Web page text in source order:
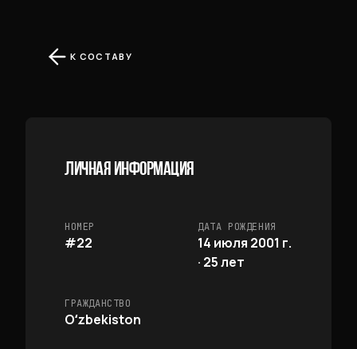
К СОСТАВУ
ЛИЧНАЯ ИНФОРМАЦИЯ
НОМЕР
#22
ДАТА РОЖДЕНИЯ
14 июля 2001 г.
· 25 лет
ГРАЖДАНСТВО
Oʻzbekiston